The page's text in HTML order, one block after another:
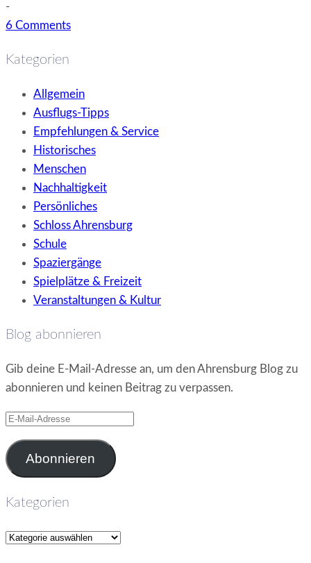
-
6 Comments
Kategorien
Allgemein
Ausflugs-Tipps
Empfehlungen & Service
Historisches
Menschen
Nachhaltigkeit
Persönliches
Schloss Ahrensburg
Schule
Spaziergänge
Spielplätze & Freizeit
Veranstaltungen & Kultur
Blog abonnieren
Gib deine E-Mail-Adresse an, um den Ahrensburg Blog zu
abonnieren und keinen Beitrag zu verpassen.
E-
AdresseAbonnieren
Kategorien
Kategorien